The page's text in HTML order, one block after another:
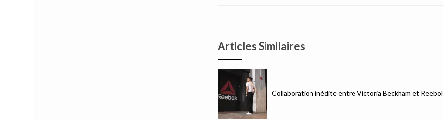
Articles Similaires
Collaboration inédite entre Victoria Beckham et